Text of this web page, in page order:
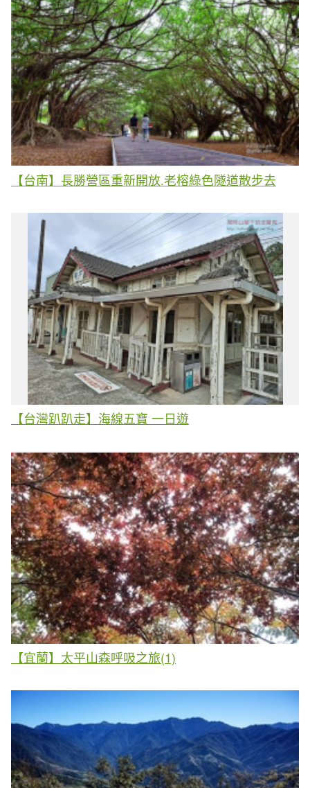
【台南】長勝營區重新開放.老榕綠色隧道散步去
【台灣趴趴走】海線五寶 一日遊
【宜蘭】太平山森呼吸之旅(1)